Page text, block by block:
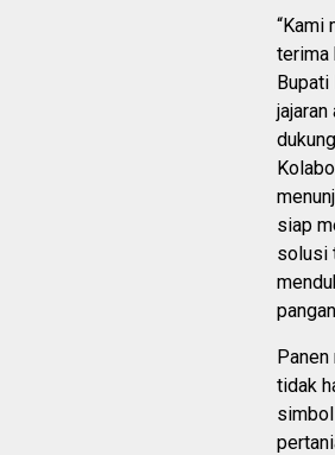
“Kami
terima
Bupati
siap
solusi
Panen
tidak